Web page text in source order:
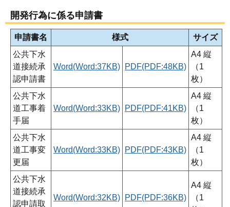
開発行為に係る申請書
申請書名 様式
サイズ
公共下水
道接続承
認申請書
Word(Word:37KB) PDF(PDF:48KB)
A4 縦
（1
枚）
公共下水
道工事着
手届
Word(Word:33KB) PDF(PDF:41KB)
A4 縦
（1
枚）
公共下水
道工事変
更届
Word(Word:33KB) PDF(PDF:43KB)
A4 縦
（1
枚）
公共下水
道接続承
認申請取
Word(Word:32KB) PDF(PDF:36KB)
A4 縦
（1